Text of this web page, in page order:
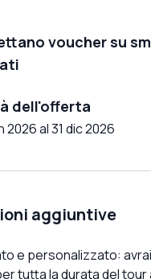
voucher su
dell'offerta
2026 al 31 dic 2026
aggiuntive
e personalizzato:
tutta la durata del tour